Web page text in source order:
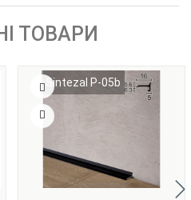
ТОВАРИ
Sintezal P-05b